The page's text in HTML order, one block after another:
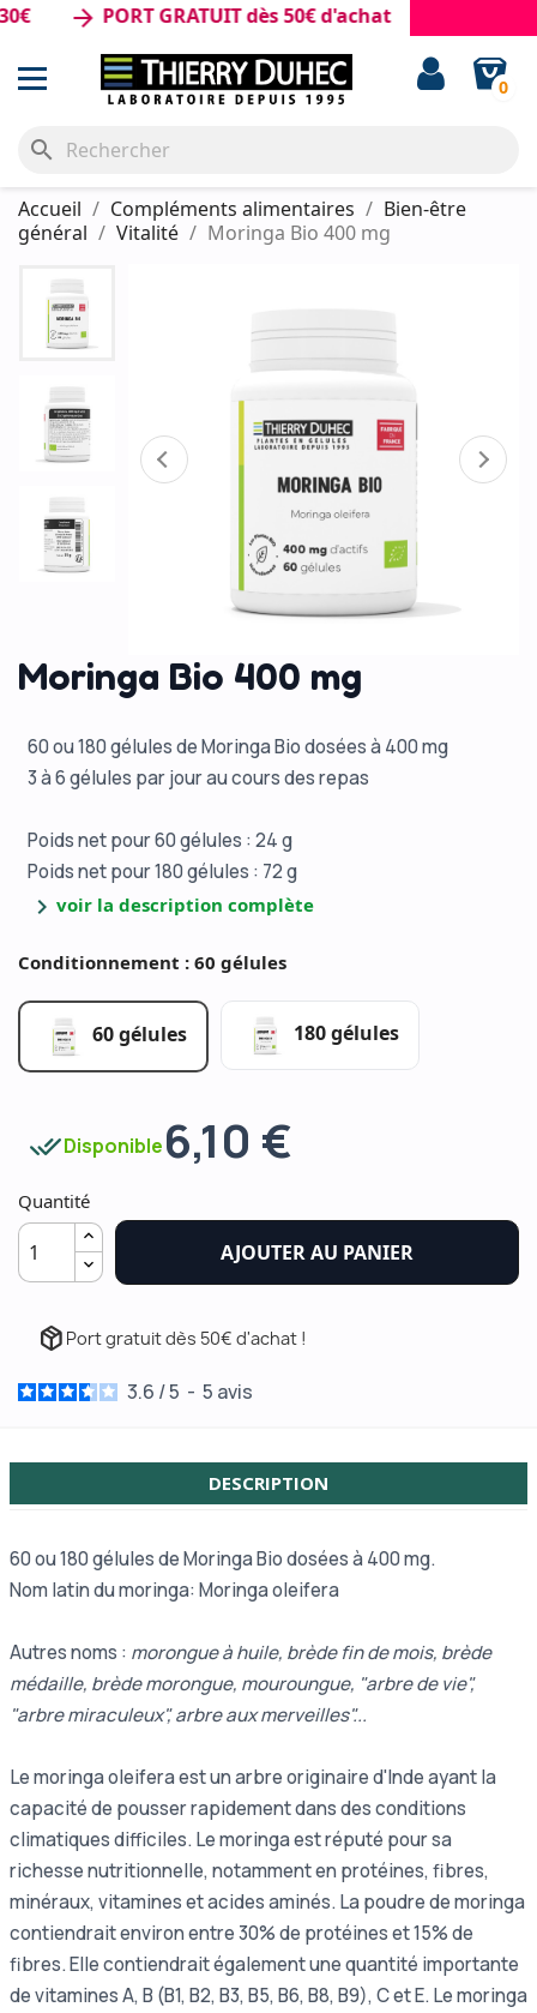
PORT GRATUIT dès 50€ d'achat
0
search
Accueil Compléments alimentaires
Bien-être
général
Vitalité Moringa Bio 400 mg
Moringa Bio 400 mg
60 ou 180 gélules de Moringa Bio dosées à 400 mg
3 à 6 gélules par jour au cours des repas
Poids net pour 60 gélules : 24 g
Poids net pour 180 gélules : 72 g
chevron_right voir la description complète
Conditionnement : 60 gélules
60 gélules 180 gélules
done_allDisponible6,10 €
Quantité
AJOUTER AU PANIER
package_2 Port gratuit dès 50€ d'achat !
3.6 /5 - 5 avis
DESCRIPTION
60 ou 180 gélules de Moringa Bio dosées à 400 mg.
Nom latin du moringa: Moringa oleifera
Autres noms : morongue à huile, brède fin de mois, brède
médaille, brède morongue, mouroungue, "arbre de vie",
"arbre miraculeux", arbre aux merveilles"...
Le moringa oleifera est un arbre originaire d'Inde ayant la
capacité de pousser rapidement dans des conditions
climatiques difficiles. Le moringa est réputé pour sa
richesse nutritionnelle, notamment en protéines, fibres,
minéraux, vitamines et acides aminés. La poudre de moringa
contiendrait environ entre 30% de protéines et 15% de
fibres. Elle contiendrait également une quantité importante
de vitamines A, B (B1, B2, B3, B5, B6, B8, B9), C et E. Le moringa